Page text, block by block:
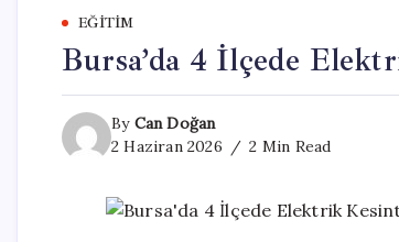
EĞITIM
Bursa’da 4 İlçede
By Can Doğan
2 Haziran 2026
2 Min Read